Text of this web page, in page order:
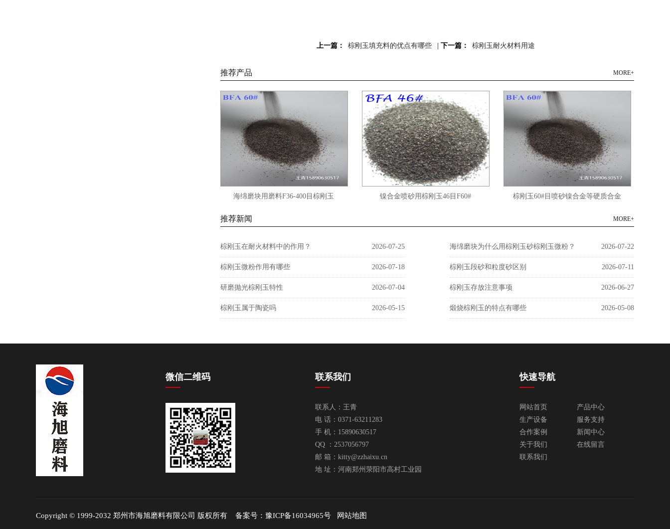
上一篇： 棕刚玉填充料的优点有哪些 下一篇： 棕刚玉耐火材料用途
推荐产品 MORE+
海绵磨块用磨料F36-400目棕刚玉 镍合金喷砂用棕刚玉46目F60# 棕刚玉60#目喷砂镍合金等硬质合金
推荐新闻 MORE+
棕刚玉在耐火材料中的作用？ 2026-07-25 海绵磨块为什么用棕刚玉砂棕刚玉微粉？ 2026-07-22
棕刚玉微粉作用有哪些 2026-07-18 棕刚玉段砂和粒度砂区别 2026-07-11
研磨抛光棕刚玉特性 2026-07-04 棕刚玉存放注意事项 2026-06-27
棕刚玉属于陶瓷吗 2026-05-15 煅烧棕刚玉的特点有哪些 2026-05-08
微信二维码 联系我们
联系人：王青
电 话：0371-63211283
手 机：15890630517
QQ ：2537056797
邮 箱： kitty@zzhaixu.cn
地 址：河南郑州荥阳市高村工业园
快速导航
网站首页
产品中心
生产设备
服务支持
合作案例
新闻中心
关于我们
在线留言
联系我们
Copyright © 1999-2032 郑州市海旭磨料有限公司 版权所有 备案号： 豫ICP备16034965号 网站地图